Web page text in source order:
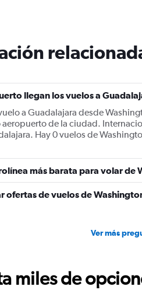
llegan los vuelos a
a Guadalajara desde
aeropuerto de la ciudad.
Hay 0 vuelos de
más barata para volar de
ofertas de vuelos de
Ver más
miles de